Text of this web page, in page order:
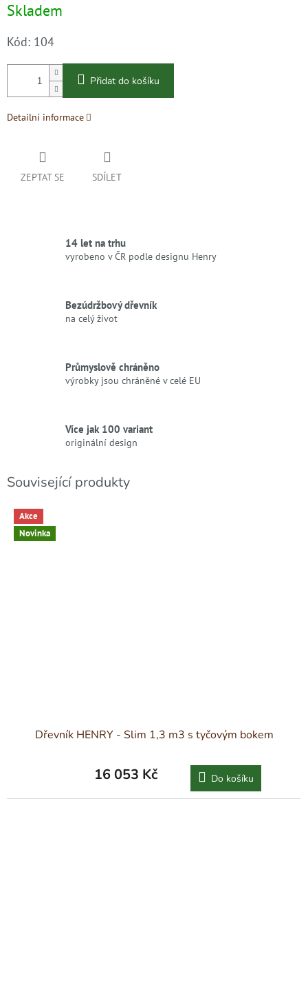
cena:
Skladem
Kód: 104
Přidat do košíku
Detailní informace
ZEPTAT SE SDÍLET
14 let na trhu
vyrobeno v ČR podle designu Henry
Bezúdržbový dřevník
na celý život
Průmyslově chráněno
výrobky jsou chráněné v celé EU
Více jak 100 variant
originální design
Související produkty
Akce
Novinka
Dřevník HENRY - Slim 1,3 m3 s tyčovým bokem
16 053 Kč Do košíku